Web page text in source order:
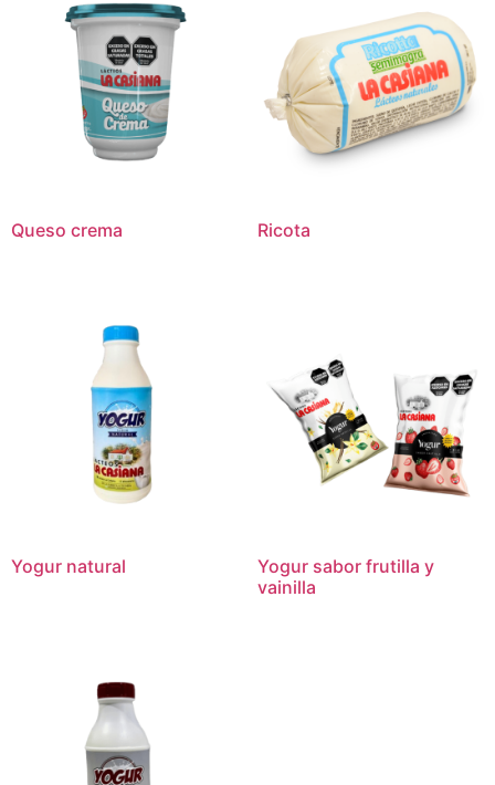
Queso crema Ricota
Yogur natural
Yogur sabor frutilla y
vainilla